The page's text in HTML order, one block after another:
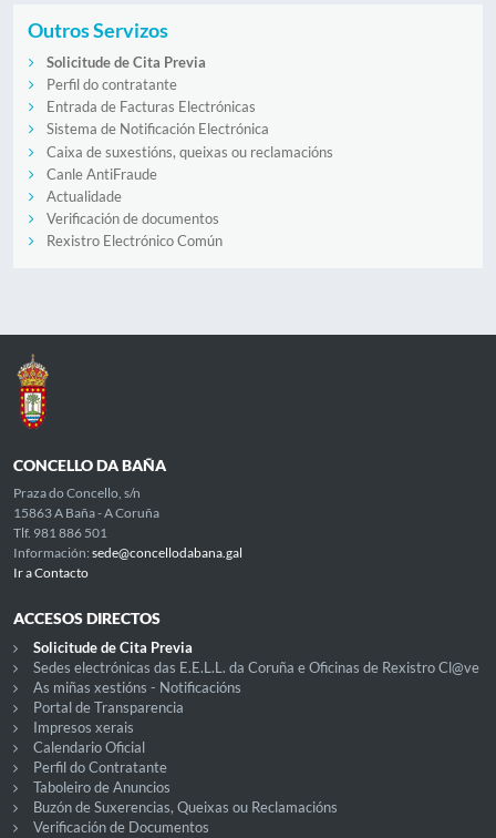
Outros Servizos
Solicitude de Cita Previa
Perfil do contratante
Entrada de Facturas Electrónicas
Sistema de Notificación Electrónica
Caixa de suxestións, queixas ou reclamacións
Canle AntiFraude
Actualidade
Verificación de documentos
Rexistro Electrónico Común
CONCELLO DA BAÑA
Praza do Concello, s/n
15863 A Baña - A Coruña
Tlf. 981 886 501
Información: sede@concellodabana.gal
Ir a Contacto
ACCESOS DIRECTOS
Solicitude de Cita Previa
Sedes electrónicas das E.E.L.L. da Coruña e Oficinas de Rexistro Cl@ve
As miñas xestións - Notificacións
Portal de Transparencia
Impresos xerais
Calendario Oficial
Perfil do Contratante
Taboleiro de Anuncios
Buzón de Suxerencias, Queixas ou Reclamacións
Verificación de Documentos